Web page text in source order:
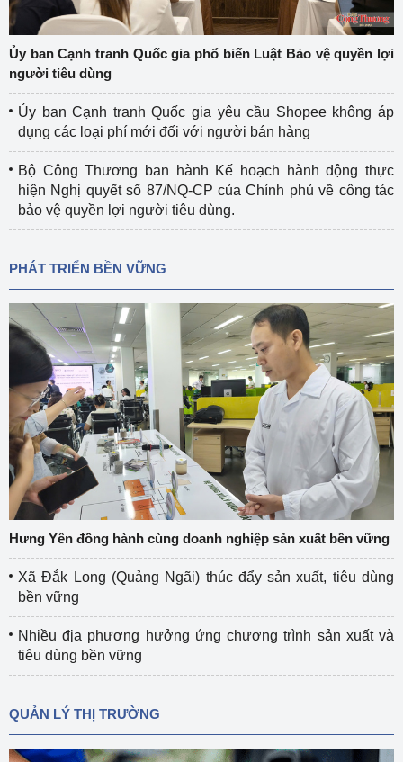
Ủy ban Cạnh tranh Quốc gia phổ biến Luật Bảo vệ quyền lợi
người tiêu dùng
Ủy ban Cạnh tranh Quốc gia yêu cầu Shopee không áp
dụng các loại phí mới đối với người bán hàng
Bộ Công Thương ban hành Kế hoạch hành động thực
hiện Nghị quyết số 87/NQ-CP của Chính phủ về công tác
bảo vệ quyền lợi người tiêu dùng.
PHÁT TRIỂN BỀN VỮNG
Hưng Yên đồng hành cùng doanh nghiệp sản xuất bền vững
Xã Đắk Long (Quảng Ngãi) thúc đẩy sản xuất, tiêu dùng
bền vững
Nhiều địa phương hưởng ứng chương trình sản xuất và
tiêu dùng bền vững
QUẢN LÝ THỊ TRƯỜNG